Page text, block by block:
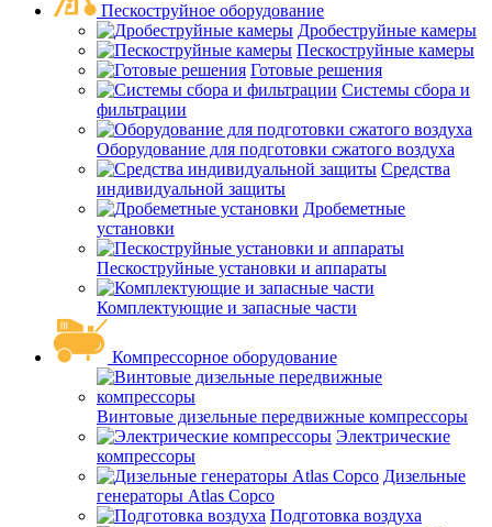
Пескоструйное оборудование
Дробеструйные камеры
Пескоструйные камеры
Готовые решения
Системы сбора и
фильтрации
Оборудование для подготовки сжатого воздуха
Средства
индивидуальной защиты
Дробеметные
установки
Пескоструйные установки и аппараты
Комплектующие и запасные части
Компрессорное оборудование
Винтовые дизельные передвижные компрессоры
Электрические
компрессоры
Дизельные
генераторы Atlas Copco
Подготовка воздуха